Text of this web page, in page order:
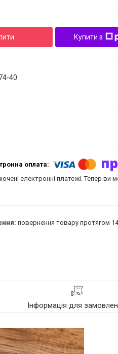
Купити з
40
електронні платежі. Тепер
повернення товару протягом 14
Інформація для